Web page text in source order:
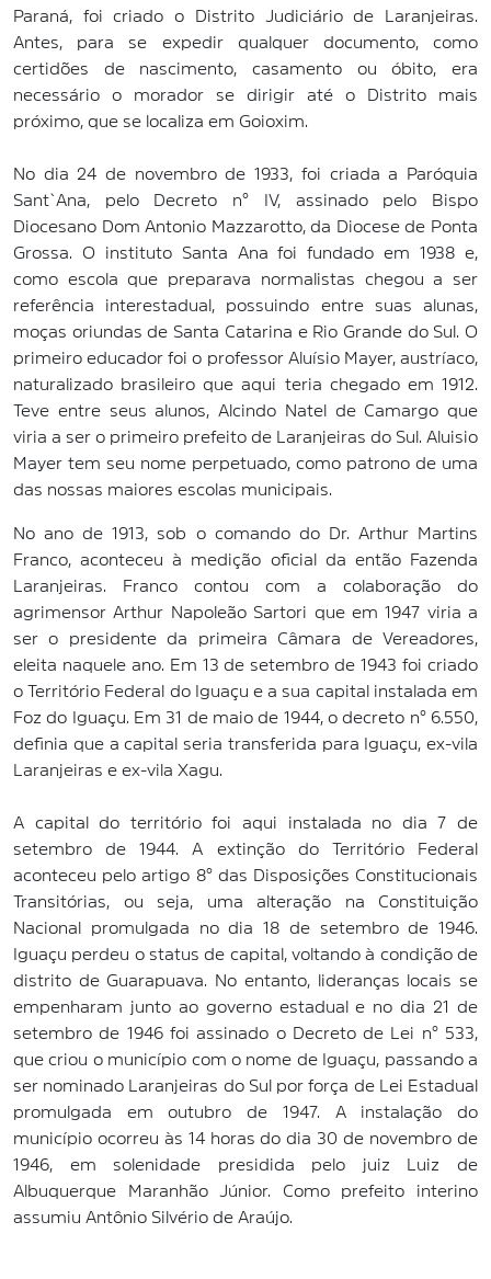
Paraná, foi criado o Distrito Judiciário de Laranjeiras.
Antes, para se expedir qualquer documento, como
certidões de nascimento, casamento ou óbito, era
necessário o morador se dirigir até o Distrito mais
próximo, que se localiza em Goioxim.
No dia 24 de novembro de 1933, foi criada a Paróquia
Sant`Ana, pelo Decreto n° IV, assinado pelo Bispo
Diocesano Dom Antonio Mazzarotto, da Diocese de Ponta
Grossa. O instituto Santa Ana foi fundado em 1938 e,
como escola que preparava normalistas chegou a ser
referência interestadual, possuindo entre suas alunas,
moças oriundas de Santa Catarina e Rio Grande do Sul. O
primeiro educador foi o professor Aluísio Mayer, austríaco,
naturalizado brasileiro que aqui teria chegado em 1912.
Teve entre seus alunos, Alcindo Natel de Camargo que
viria a ser o primeiro prefeito de Laranjeiras do Sul. Aluisio
Mayer tem seu nome perpetuado, como patrono de uma
das nossas maiores escolas municipais.
No ano de 1913, sob o comando do Dr. Arthur Martins
Franco, aconteceu à medição oficial da então Fazenda
Laranjeiras. Franco contou com a colaboração do
agrimensor Arthur Napoleão Sartori que em 1947 viria a
ser o presidente da primeira Câmara de Vereadores,
eleita naquele ano. Em 13 de setembro de 1943 foi criado
o Território Federal do Iguaçu e a sua capital instalada em
Foz do Iguaçu. Em 31 de maio de 1944, o decreto n° 6.550,
definia que a capital seria transferida para Iguaçu, ex-vila
Laranjeiras e ex-vila Xagu.
A capital do território foi aqui instalada no dia 7 de
setembro de 1944. A extinção do Território Federal
aconteceu pelo artigo 8° das Disposições Constitucionais
Transitórias, ou seja, uma alteração na Constituição
Nacional promulgada no dia 18 de setembro de 1946.
Iguaçu perdeu o status de capital, voltando à condição de
distrito de Guarapuava. No entanto, lideranças locais se
empenharam junto ao governo estadual e no dia 21 de
setembro de 1946 foi assinado o Decreto de Lei n° 533,
que criou o município com o nome de Iguaçu, passando a
ser nominado Laranjeiras do Sul por força de Lei Estadual
promulgada em outubro de 1947. A instalação do
município ocorreu às 14 horas do dia 30 de novembro de
1946, em solenidade presidida pelo juiz Luiz de
Albuquerque Maranhão Júnior. Como prefeito interino
assumiu Antônio Silvério de Araújo.